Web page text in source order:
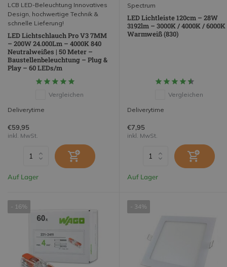
LCB LED-Beleuchtung Innovatives
Design, hochwertige Technik &
schnelle Lieferung!
LED Lichtschlauch Pro V3 7MM
– 200W 24.000Lm – 4000K 840
Neutralweißes | 50 Meter –
Baustellenbeleuchtung – Plug &
Play – 60 LEDs/m
Vergleichen
Deliverytime
€59,95
inkl. MwSt.
Auf Lager
Spectrum
LED Lichtleiste 120cm – 28W
3192lm – 3000K / 4000K / 6000K
Warmweiß (830)
Vergleichen
Deliverytime
€7,95
inkl. MwSt.
Auf Lager
- 16% - 34%